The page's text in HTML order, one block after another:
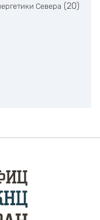
Севера (20)